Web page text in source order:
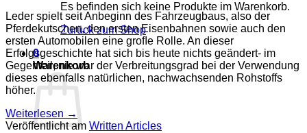
Es befinden sich keine Produkte im Warenkorb.
Zurück zum Shop
0
Warenkorb
Leder spielt seit Anbeginn des Fahrzeugbaus, also der
Pferdekutschen, den ersten Eisenbahnen sowie auch den
ersten Automobilen eine groﬂe Rolle. An dieser
Erfolgsgeschichte hat sich bis heute nichts geändert- im
Gegenteil, nie war der Verbreitungsgrad bei der Verwendung
dieses ebenfalls natürlichen, nachwachsenden Rohstoffs
höher.
Weiterlesen →
Veröffentlicht am Written Articles